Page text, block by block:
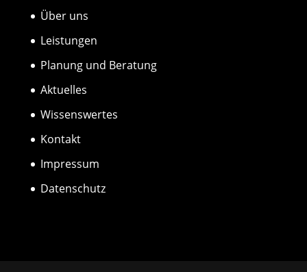
Über uns
Leistungen
Planung und Beratung
Aktuelles
Wissenswertes
Kontakt
Impressum
Datenschutz